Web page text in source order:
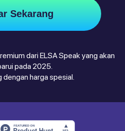
Sekarang
dari ELSA Speak yang akan
pada 2025.
dengan harga spesial.